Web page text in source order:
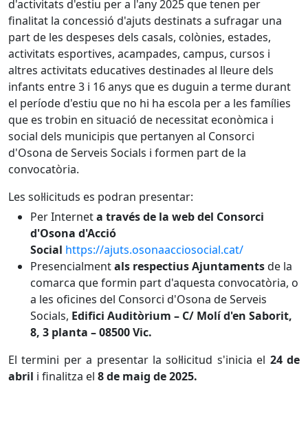
d'activitats d'estiu per a l'any 2025 que tenen per
finalitat la concessió d'ajuts destinats a sufragar una
part de les despeses dels casals, colònies, estades,
activitats esportives, acampades, campus, cursos i
altres activitats educatives destinades al lleure dels
infants entre 3 i 16 anys que es duguin a terme durant
el període d'estiu que no hi ha escola per a les famílies
que es trobin en situació de necessitat econòmica i
social dels municipis que pertanyen al Consorci
d'Osona de Serveis Socials i formen part de la
convocatòria.
Les sol·licituds es podran presentar:
Per Interneta través de la web del Consorci
d'Osona d'Acció
Social https://ajuts.osonaacciosocial.cat/
Presencialmentals respectius Ajuntamentsde la
comarca que formin part d'aquesta convocatòria, o
a les oficines del Consorci d'Osona de Serveis
Socials, Edifici Auditòrium – C/ Molí d'en Saborit,
8, 3 planta – 08500 Vic.
El termini per a presentar la sol·licitud s'inicia el 24 de
abril i finalitza el 8 de maig de 2025.